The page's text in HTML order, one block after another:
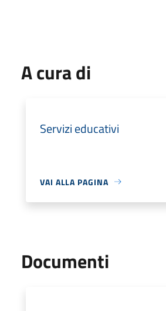
A cura di
Servizi educativi
VAI ALLA PAGINA
Documenti